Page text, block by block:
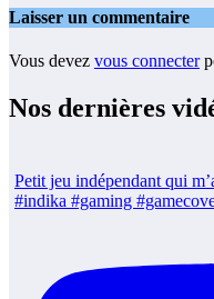
Laisser un commentaire
Vous devez vous connecter
Nos dernières
Petit jeu indépendant qui
#indika #gaming